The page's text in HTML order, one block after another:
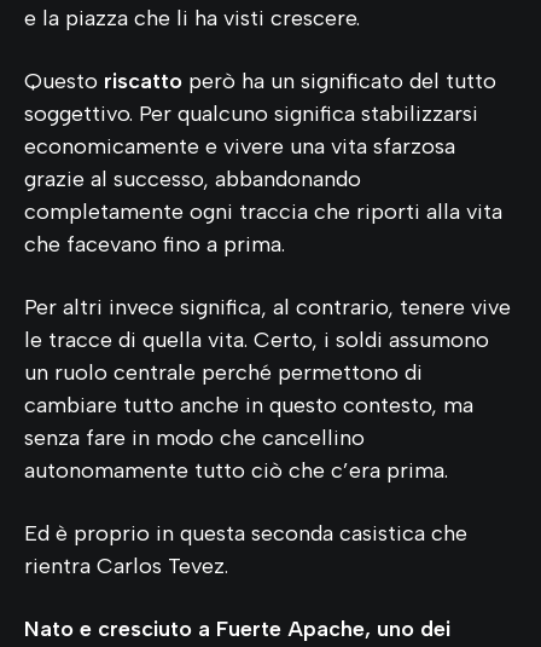
e la piazza che li ha visti crescere.
Questo riscatto però ha un significato del tutto
soggettivo. Per qualcuno significa stabilizzarsi
economicamente e vivere una vita sfarzosa
grazie al successo, abbandonando
completamente ogni traccia che riporti alla vita
che facevano fino a prima.
Per altri invece significa, al contrario, tenere vive
le tracce di quella vita. Certo, i soldi assumono
un ruolo centrale perché permettono di
cambiare tutto anche in questo contesto, ma
senza fare in modo che cancellino
autonomamente tutto ciò che c’era prima.
Ed è proprio in questa seconda casistica che
rientra Carlos Tevez.
Nato e cresciuto a Fuerte Apache, uno dei